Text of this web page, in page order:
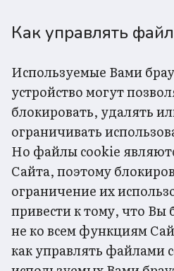
Как управлять
Используемые Вами
устройство могут
блокировать, удалять
ограничивать
Но файлы cookie
Сайта, поэтому
ограничение их
привести к тому, что Вы
не ко всем функциям
как управлять файлами